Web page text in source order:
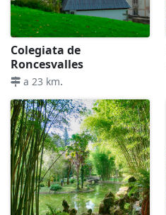
Colegiata de
Roncesvalles
a 23 km.